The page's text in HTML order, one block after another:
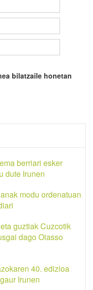
bilatzaile honetan
berriari esker
dute Irunen
modu ordenatuan
guztiak Cuzcotik
dago Oiasso
40. edizioa
Irunen